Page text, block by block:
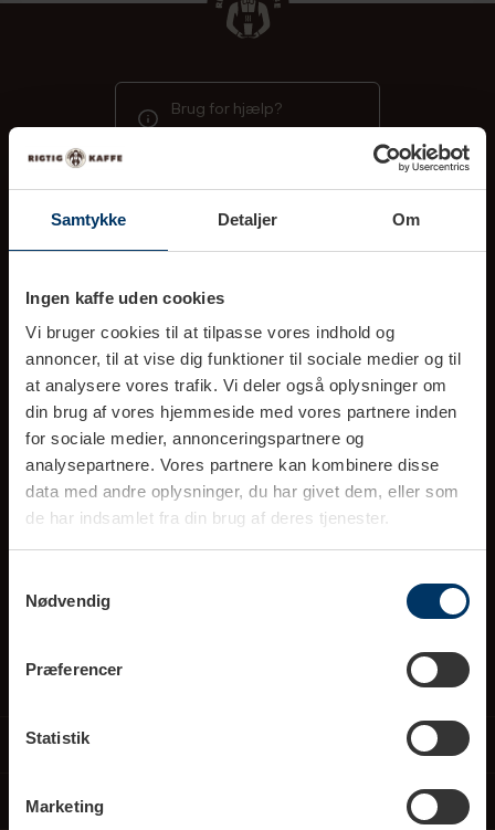
Samtykke Detaljer Om
Ingen kaffe uden cookies
Vi bruger cookies til at tilpasse vores indhold og
annoncer, til at vise dig funktioner til sociale medier og til
at analysere vores trafik. Vi deler også oplysninger om
din brug af vores hjemmeside med vores partnere inden
for sociale medier, annonceringspartnere og
analysepartnere. Vores partnere kan kombinere disse
data med andre oplysninger, du har givet dem, eller som
de har indsamlet fra din brug af deres tjenester.
Nødvendig
Præferencer
Statistik
Marketing
Brug for hjælp?
Gå til vores kundecenter
Ring til kundeservice (10-16)
tlf. 70 777 303
info@rigtigkaffe.dk
(Svar indenfor 1-2 hverdage)
Åbningstider showroom
Service